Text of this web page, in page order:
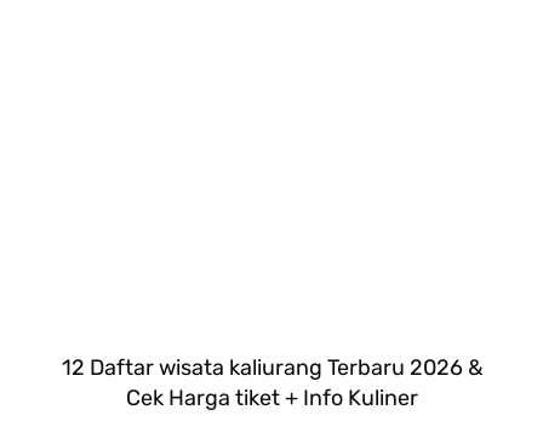
12 Daftar wisata kaliurang Terbaru 2026 &
Cek Harga tiket + Info Kuliner